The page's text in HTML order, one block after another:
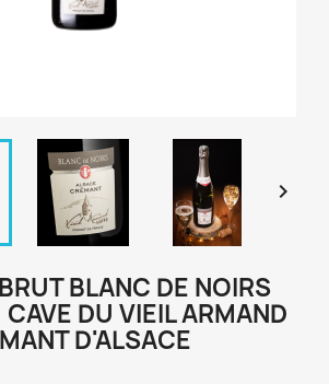

BLANC DE NOIRS
DU VIEIL ARMAND
D'ALSACE